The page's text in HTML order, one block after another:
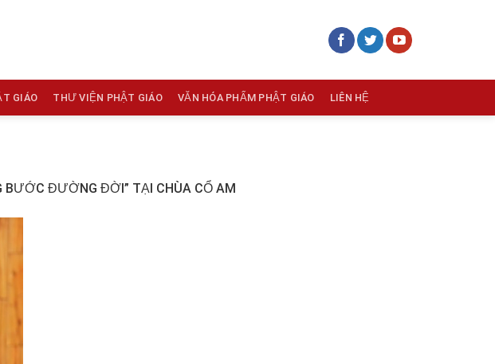
GIÁO THƯ VIỆN PHẬT GIÁO VĂN HÓA PHẨM PHẬT GIÁO LIÊN HỆ
BƯỚC ĐƯỜNG ĐỜI” TẠI CHÙA CỔ AM